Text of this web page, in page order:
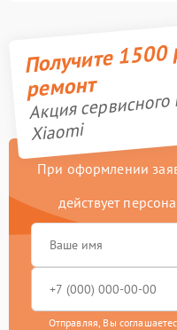
Получите
ремонт
Акция
Xiaomi
При оформлении
действует
Отправляя, Вы